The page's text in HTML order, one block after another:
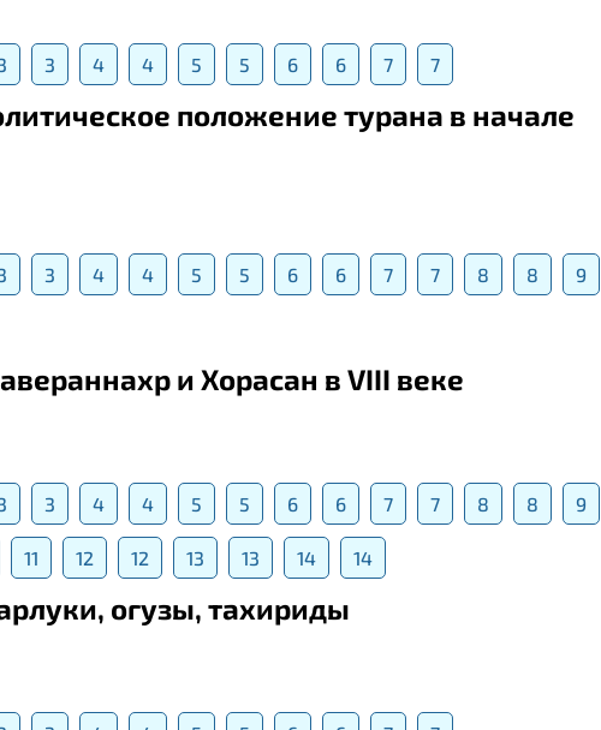
3 4 4 5 5 6 6 7 7
положение турана в начале
3 4 4 5 5 6 6 7 7 8 8 9
и Хорасан в VIII веке
3 4 4 5 5 6 6 7 7 8 8 9
11 12 12 13 13 14 14
огузы, тахириды